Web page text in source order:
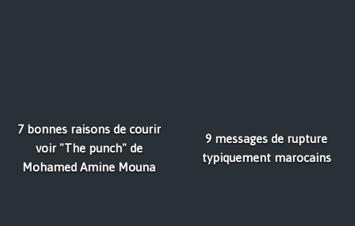
7 bonnes raisons de courir
voir "The punch" de
Mohamed Amine Mouna
9 messages de rupture
typiquement marocains